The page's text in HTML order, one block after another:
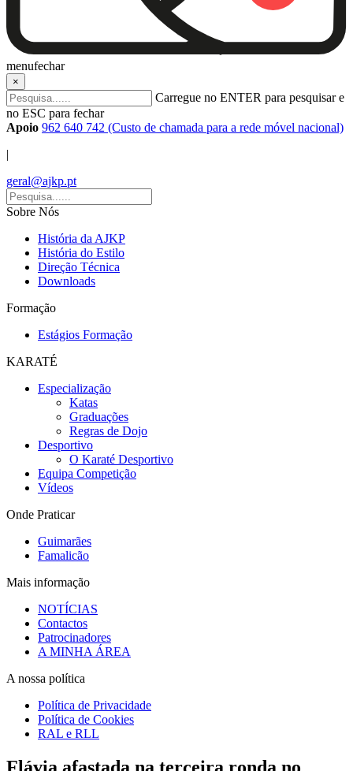
menufechar
×
Carregue no ENTER para pesquisar e
no ESC para fechar
Apoio 962 640 742 (Custo de chamada para a rede móvel nacional)
|
geral@ajkp.pt
Sobre Nós
História da AJKP
História do Estilo
Direção Técnica
Downloads
Formação
Estágios Formação
KARATÉ
Especialização
Katas
Graduações
Regras de Dojo
Desportivo
O Karaté Desportivo
Equipa Competição
Vídeos
Onde Praticar
Guimarães
Famalicão
Mais informação
NOTÍCIAS
Contactos
Patrocinadores
A MINHA ÁREA
A nossa política
Política de Privacidade
Política de Cookies
RAL e RLL
Flávia afastada na terceira ronda no